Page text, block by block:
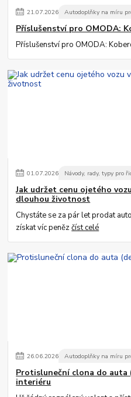
21.07.2026 Autodoplňky na míru
Příslušenství pro OMODA:
Příslušenství pro OMODA:
01.07.2026 Návody, rady, typy pro
Jak udržet cenu ojetého
dlouhou životnost
Chystáte se za pár let prodat
získat víc penězčíst celé
26.06.2026 Autodoplňky na míru
Protisluneční clona do auta
interiéru